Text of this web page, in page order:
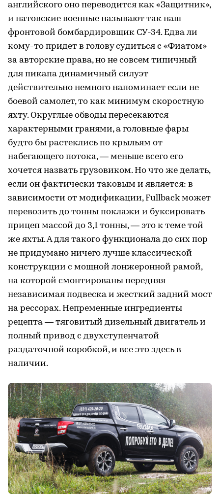
английского оно переводится как «Защитник»,
и натовские военные называют так наш
фронтовой бомбардировщик СУ-34. Едва ли
кому-то придет в голову судиться с «Фиатом»
за авторские права, но не совсем типичный
для пикапа динамичный силуэт
действительно немного напоминает если не
боевой самолет, то как минимум скоростную
яхту. Округлые обводы пересекаются
характерными гранями, а головные фары
будто бы растеклись по крыльям от
набегающего потока, — меньше всего его
хочется назвать грузовиком. Но что же делать,
если он фактически таковым и является: в
зависимости от модификации, Fullback может
перевозить до тонны поклажи и буксировать
прицеп массой до 3,1 тонны, — это к теме той
же яхты. А для такого функционала до сих пор
не придумано ничего лучше классической
конструкции с мощной лонжеронной рамой,
на которой смонтированы передняя
независимая подвеска и жесткий задний мост
на рессорах. Непременные ингредиенты
рецепта — тяговитый дизельный двигатель и
полный привод с двухступенчатой
раздаточной коробкой, и все это здесь в
наличии.